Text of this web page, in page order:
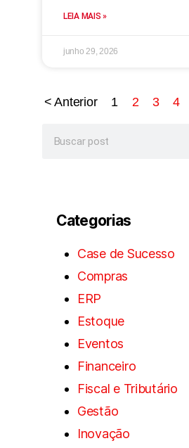
LEIA MAIS »
junho 29, 2026
< Anterior 1 2 3 4
Categorias
Case de Sucesso
Compras
ERP
Estoque
Eventos
Financeiro
Fiscal e Tributário
Gestão
Inovação